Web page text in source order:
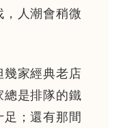
人潮會稍微
幾家經典老店
總是排隊的鐵
；還有那間